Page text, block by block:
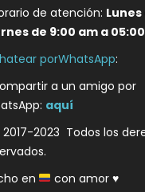
de atención: Lunes
de 9:00 am a
porWhatsApp:
a un amigo por
aquí
2017-2023 Todos los
en
con amor♥